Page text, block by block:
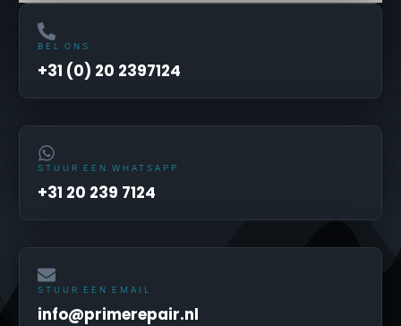
BEL ONS
+31 (0) 20 2397124
STUUR EEN WHATSAPP
+31 20 239 7124
STUUR EEN EMAIL
info@primerepair.nl